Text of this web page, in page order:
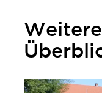
Aktiv & Gesund